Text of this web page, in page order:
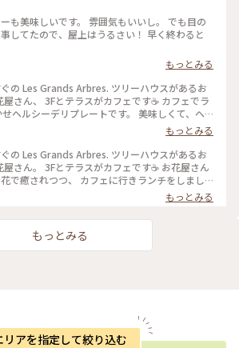
も美味しいです。 雰囲気もいいし。 でも目の
してたので、屋上はうるさい！ 早く終わると
もっとみる
の Les Grands Arbres. ツリーハウスがあるお
屋さん、 3Fとテラスがカフェです☕️ カフェでラ
せヘルシーデリプレートです。 美味しくて、ヘ
）*+ 野菜がたっぷりとれます。 スープとパン
グランザンブル #lesgrandsarbres #広尾 #東京
カフェ #花屋 #南麻布
もっとみる
の Les Grands Arbres. ツリーハウスがあるお
屋さん。 3Fとテラスがカフェです☕️ お花屋さん
で癒されつつ、 カフェに行きランチをしまし
ザンブル #lesgrandsarbres #ツリーハウス #メ
の街 #東京 #広尾 #花屋 #カフェ
もっとみる
もっとみる
リアを指定して絞り込む